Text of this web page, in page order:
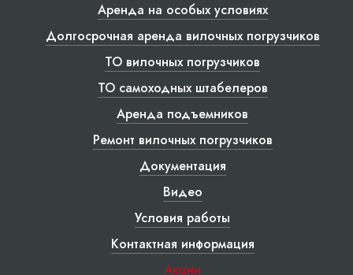
Аренда на особых условиях
Долгосрочная аренда вилочных погрузчиков
ТО вилочных погрузчиков
ТО самоходных штабелеров
Аренда подъемников
Ремонт вилочных погрузчиков
Документация
Видео
Условия работы
Контактная информация
Акции